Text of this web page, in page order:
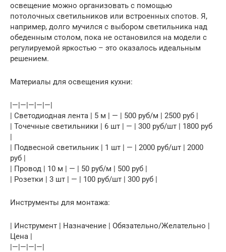
освещение можно организовать с помощью
потолочных светильников или встроенных спотов. Я,
например, долго мучился с выбором светильника над
обеденным столом, пока не остановился на модели с
регулируемой яркостью – это оказалось идеальным
решением.
Материалы для освещения кухни:
|—|—|—|—|—|
| Светодиодная лента | 5 м | — | 500 руб/м | 2500 руб |
| Точечные светильники | 6 шт | — | 300 руб/шт | 1800 руб
|
| Подвесной светильник | 1 шт | — | 2000 руб/шт | 2000
руб |
| Провод | 10 м | — | 50 руб/м | 500 руб |
| Розетки | 3 шт | — | 100 руб/шт | 300 руб |
Инструменты для монтажа:
| Инструмент | Назначение | Обязательно/Желательно |
Цена |
|—|—|—|—|